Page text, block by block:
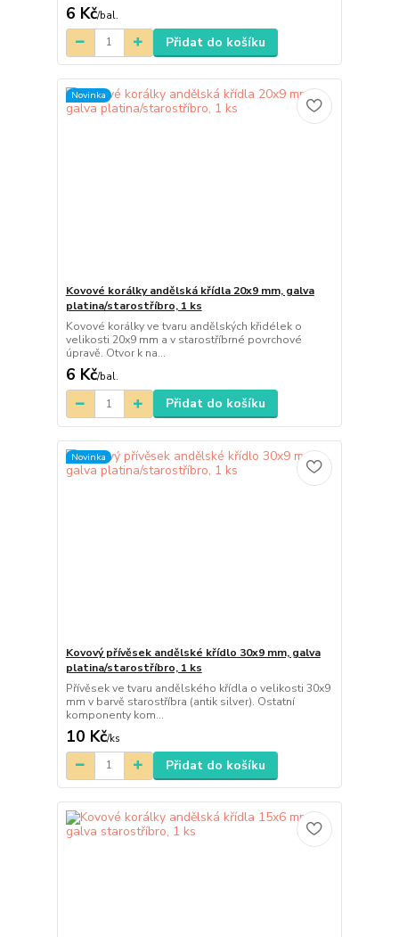
6 Kč/bal.
Přidat do košíku
Novinka
Kovové korálky andělská křídla 20x9 mm, galva
platina/starostříbro, 1 ks
Kovové korálky ve tvaru andělských křidélek o
velikosti 20x9 mm a v starostříbrné povrchové
úpravě. Otvor k na...
6 Kč/bal.
Přidat do košíku
Novinka
Kovový přívěsek andělské křídlo 30x9 mm, galva
platina/starostříbro, 1 ks
Přívěsek ve tvaru andělského křídla o velikosti 30x9
mm v barvě starostříbra (antik silver). Ostatní
komponenty kom...
10 Kč/ks
Přidat do košíku